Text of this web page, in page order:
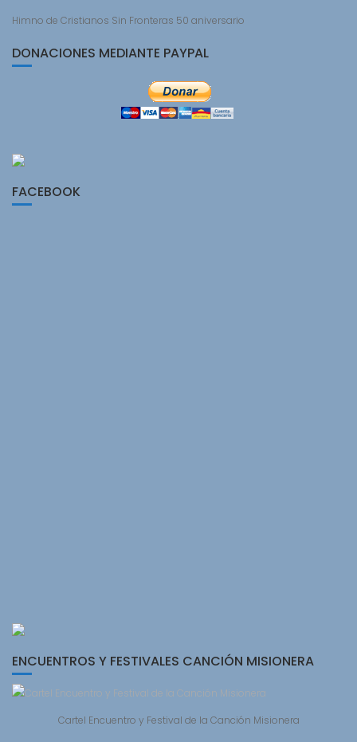
Himno de Cristianos Sin Fronteras 50 aniversario
DONACIONES MEDIANTE PAYPAL
FACEBOOK
ENCUENTROS Y FESTIVALES CANCIÓN MISIONERA
Cartel Encuentro y Festival de la Canción Misionera